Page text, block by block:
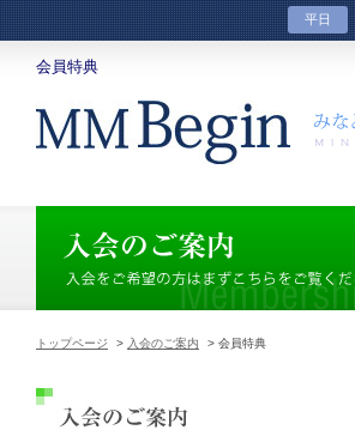
平日
会員特典
トップページ > 入会のご案内 > 会員特典